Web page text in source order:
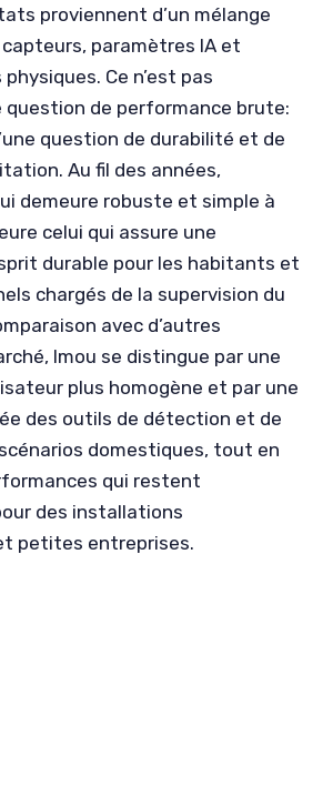
proviennent d’un mélange
paramètres IA et
Ce n’est pas
question de performance brute:
question de durabilité et de
Au fil des années,
demeure robuste et simple à
celui qui assure une
durable pour les habitants et
chargés de la supervision du
avec d’autres
Imou se distingue par une
plus homogène et par une
des outils de détection et de
domestiques, tout en
qui restent
des installations
petites entreprises.